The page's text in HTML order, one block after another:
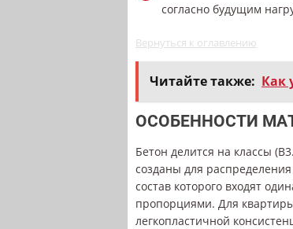
согласно будущим
Вернуться к оглавлению
Читайте также: Как
ОСОБЕННОСТИ
Бетон делится на классы
созданы для
состав которого входят
пропорциями. Для
легкопластичной